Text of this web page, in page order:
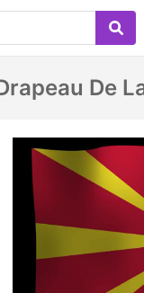
De